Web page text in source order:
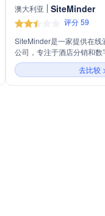
澳大利亚 SiteMinder
评分 59
SiteMinder是一家提供在线
公司，专注于酒店分销和
主营业务包括酒店预订系
系管理，旨在帮助酒店提
体验。
去比较